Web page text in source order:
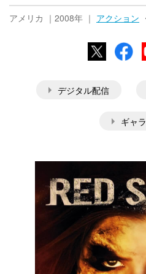
アメリカ ｜2008年 ｜ アクション ・
X
デジタル配信
ギャ